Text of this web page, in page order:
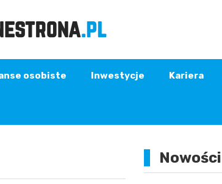
osobiste Inwestycje Kariera
Nowości